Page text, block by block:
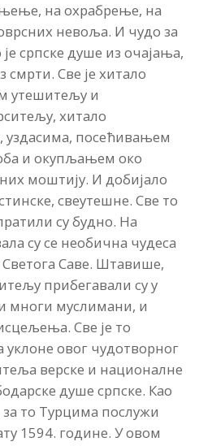
на охрабрење, на
невоља. И чудо за
српске душе из очајања,
смрти. Све је хитало
утешитељу и
хитало
уздасима, посећивањем
и окупљањем око
моштију. И добијало
свеутешне. Све то
су будно. На
су се необична чудеса
Саве. Штавише,
прибегавали су у
многи муслимани, и
Све је то
уклоне овог чудотворног
верске и националне
душе српске. Као
то Турцима послужи
1594. године. У овом